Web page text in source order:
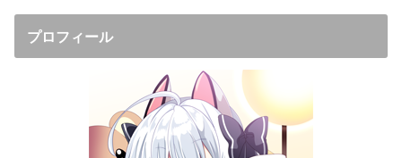
プロフィール